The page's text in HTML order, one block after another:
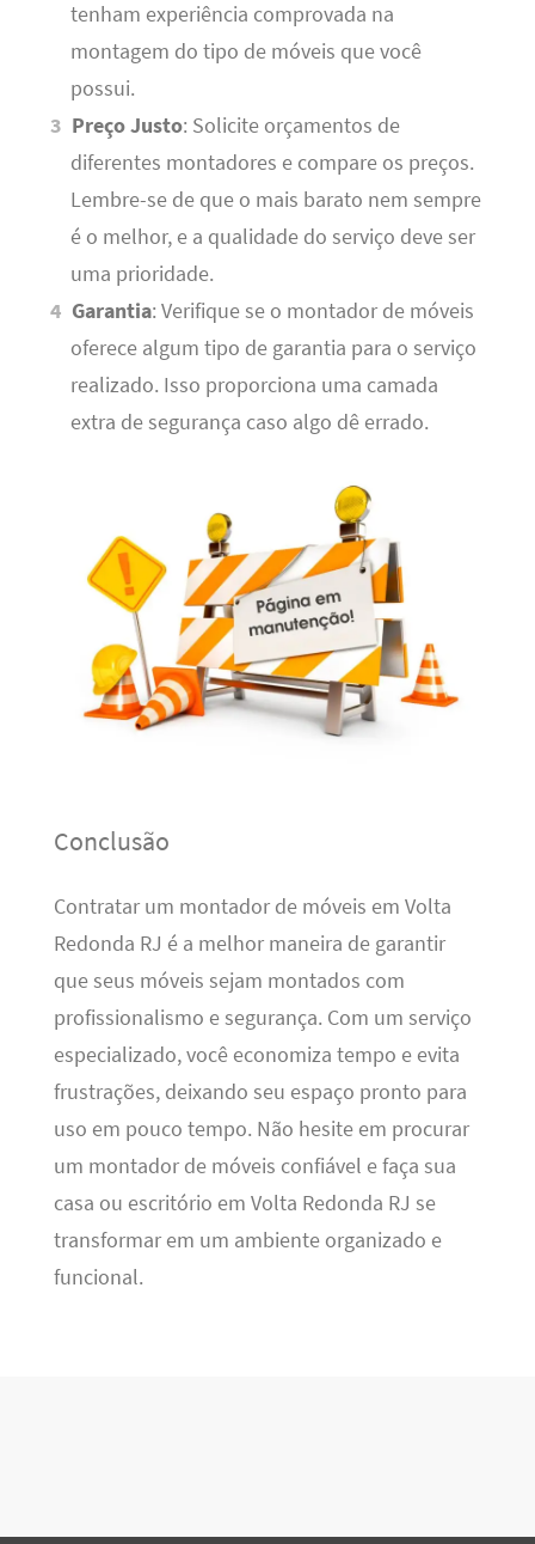
tenham experiência comprovada na
montagem do tipo de móveis que você
possui.
Preço Justo: Solicite orçamentos de
diferentes montadores e compare os preços.
Lembre-se de que o mais barato nem sempre
é o melhor, e a qualidade do serviço deve ser
uma prioridade.
Garantia: Verifique se o montador de móveis
oferece algum tipo de garantia para o serviço
realizado. Isso proporciona uma camada
extra de segurança caso algo dê errado.
Conclusão
Contratar um montador de móveis em Volta
Redonda RJ é a melhor maneira de garantir
que seus móveis sejam montados com
profissionalismo e segurança. Com um serviço
especializado, você economiza tempo e evita
frustrações, deixando seu espaço pronto para
uso em pouco tempo. Não hesite em procurar
um montador de móveis confiável e faça sua
casa ou escritório em Volta Redonda RJ se
transformar em um ambiente organizado e
funcional.